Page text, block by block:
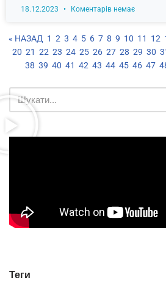
18.12.2023 Коментарів немає
« НАЗАД 1 2 3 4 5 6 7 8 9 10 11 12
20 21 22 23 24 25 26 27 28 29 30
38 39 40 41 42 43 44 45 46 47
Теги